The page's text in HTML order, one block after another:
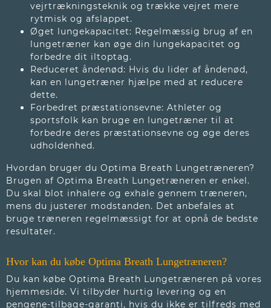
vejrtrækningsteknik og trække vejret mere
rytmisk og afslappet.
Øget lungekapacitet: Regelmæssig brug af en
lungetræner kan øge din lungekapacitet og
forbedre dit iltoptag.
Reduceret åndenød: Hvis du lider af åndenød,
kan en lungetræner hjælpe med at reducere
dette.
Forbedret præstationsevne: Athleter og
sportsfolk kan bruge en lungetræner til at
forbedre deres præstationsevne og øge deres
udholdenhed.
Hvordan bruger du Optima Breath Lungetræneren?
Brugen af Optima Breath Lungetræneren er enkel.
Du skal blot inhalere og exhale gennem træneren,
mens du justerer modstanden. Det anbefales at
bruge træneren regelmæssigt for at opnå de bedste
resultater.
Hvor kan du købe Optima Breath Lungetræneren?
Du kan købe Optima Breath Lungetræneren på vores
hjemmeside. Vi tilbyder hurtig levering og en
pengene-tilbage-garanti, hvis du ikke er tilfreds med